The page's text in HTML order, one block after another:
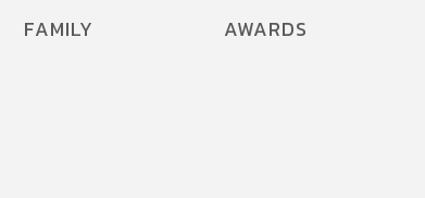
FAMILY
AWARDS